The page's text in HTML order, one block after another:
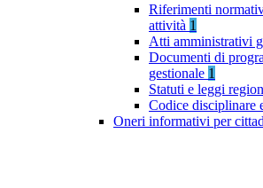
Riferimenti
attività 1
Atti amministrativi
Documenti di
gestionale 1
Statuti e leggi
Codice disciplinare
Oneri informativi per